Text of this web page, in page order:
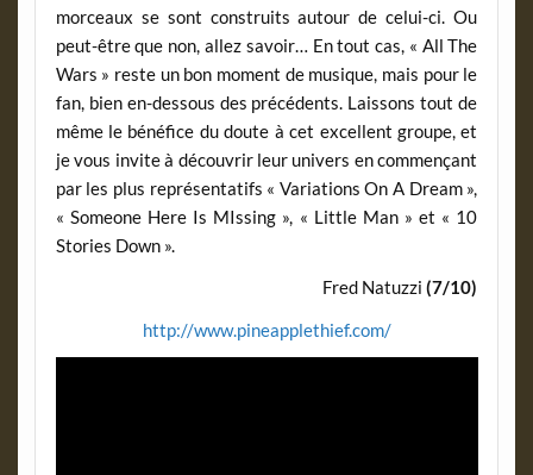
morceaux se sont construits autour de celui-ci. Ou
peut-être que non, allez savoir… En tout cas, « All The
Wars » reste un bon moment de musique, mais pour le
fan, bien en-dessous des précédents. Laissons tout de
même le bénéfice du doute à cet excellent groupe, et
je vous invite à découvrir leur univers en commençant
par les plus représentatifs « Variations On A Dream »,
« Someone Here Is MIssing », « Little Man » et « 10
Stories Down ».
Fred Natuzzi(7/10)
http://www.pineapplethief.com/